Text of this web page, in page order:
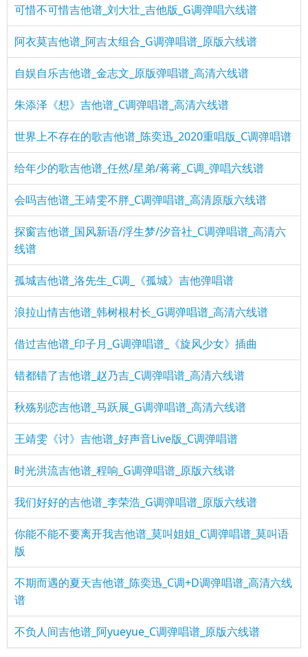
可惜不可惜吉他谱_刘大壮_吉他版_G调弹唱六线谱
阿衣莫吉他谱_阿吉太组合_G调弹唱谱_原版六线谱
自娱自乐吉他谱_金志文_原版弹唱谱_高清六线谱
朱添泽《想》吉他谱_C调弹唱谱_高清六线谱
世界上不存在的歌吉他谱_陈奕迅_2020重唱版_C调弹唱谱
给年少的歌吉他谱_任然/星弟/蒋蒋_C调_弹唱六线谱
会吗吉他谱_王靖雯不胖_C调弹唱谱_高清原版六线谱
探窗吉他谱_国风新语/浮生梦/汐音社_C调弹唱谱_高清六
线谱
孤城吉他谱_洛先生_C调_《孤城》吉他弹唱谱
浪拉山情吉他谱_韩树根村长_G调弹唱谱_高清六线谱
借过吉他谱_印子月_G调弹唱谱_《旋风少女》插曲
错都错了吉他谱_赵乃吉_C调弹唱谱_高清六线谱
秋殇别恋吉他谱_马跃展_G调弹唱谱_高清六线谱
王靖雯《讨》吉他谱_好声音Live版_C调弹唱谱
时光洪流吉他谱_程响_G调弹唱谱_原版六线谱
我们好好的吉他谱_李荣浩_G调弹唱谱_原版六线谱
你能不能不要离开我吉他谱_莫叫姐姐_C调弹唱谱_莫叫语
版
不期而遇的夏天吉他谱_陈奕迅_C调+D调弹唱谱_高清六线
谱
不负人间吉他谱_阿yueyue_C调弹唱谱_原版六线谱